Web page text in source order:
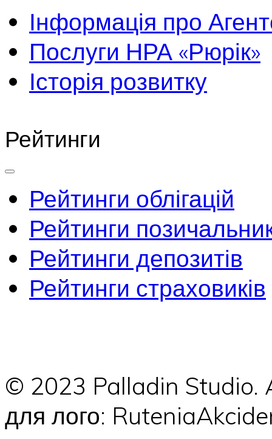
Інформація про
Послуги НРА «Рюрік»
Історія розвитку
Рейтинги
Рейтинги облігацій
Рейтинги
Рейтинги депозитів
Рейтинги страховиків
© 2023 Palladin
для лого: